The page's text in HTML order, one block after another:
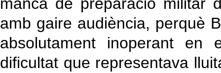
amb gaire audiència, perquè
absolutament inoperant
dificultat que representava